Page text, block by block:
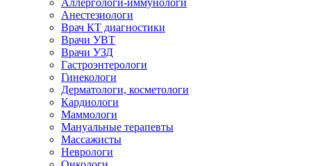
Аллергологи-иммунологи
Анестезиологи
Врач КТ диагностики
Врачи УВТ
Врачи УЗД
Гастроэнтерологи
Гинекологи
Дерматологи, косметологи
Кардиологи
Маммологи
Мануальные терапевты
Массажисты
Неврологи